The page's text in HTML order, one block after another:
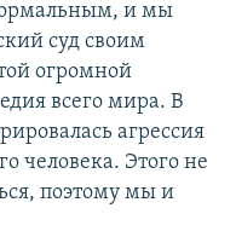
и мы
суд своим
огромной
всего мира. В
агрессия
человека. Этого не
поэтому мы и